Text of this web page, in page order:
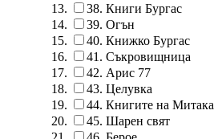
38. Книги Бургас
39. Огън
40. Книжко Бургас
41. Съкровищница
42. Арис 77
43. Целувка
44. Книгите на Митака
45. Шарен свят